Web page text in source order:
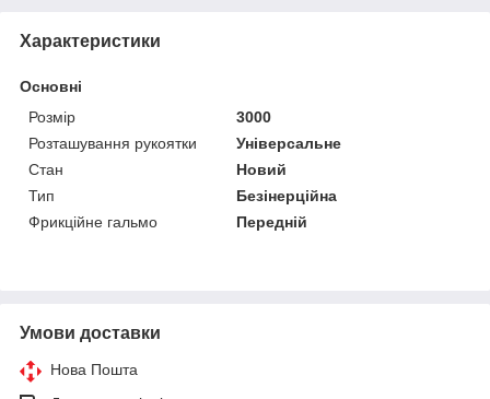
Характеристики
Основні
Розмір
3000
Розташування рукоятки
Універсальне
Стан
Новий
Тип
Безінерційна
Фрикційне гальмо
Передній
Умови доставки
Нова Пошта